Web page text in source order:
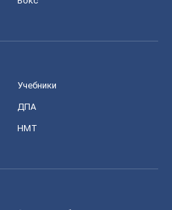
Учебники
ДПА
НМТ